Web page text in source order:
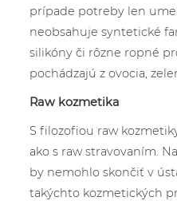
prípade potreby len
neobsahuje syntetické
silikóny či rôzne ropné
pochádzajú z ovocia,
Raw kozmetika
S filozofiou raw
ako s raw stravovaním.
by nemohlo skončiť v
takýchto kozmetických